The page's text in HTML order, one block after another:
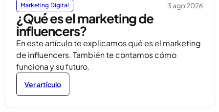
Marketing Digital 3 ago 2026
¿Qué es el marketing de
influencers?
En este artículo te explicamos qué es el marketing
de influencers. También te contamos cómo
funciona y su futuro.
Ver artículo